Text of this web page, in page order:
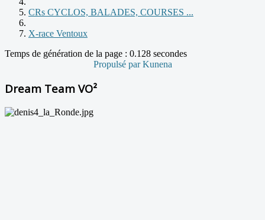
CRs CYCLOS, BALADES, COURSES ...
X-race Ventoux
Temps de génération de la page : 0.128 secondes
Propulsé parKunena
Dream Team VO²